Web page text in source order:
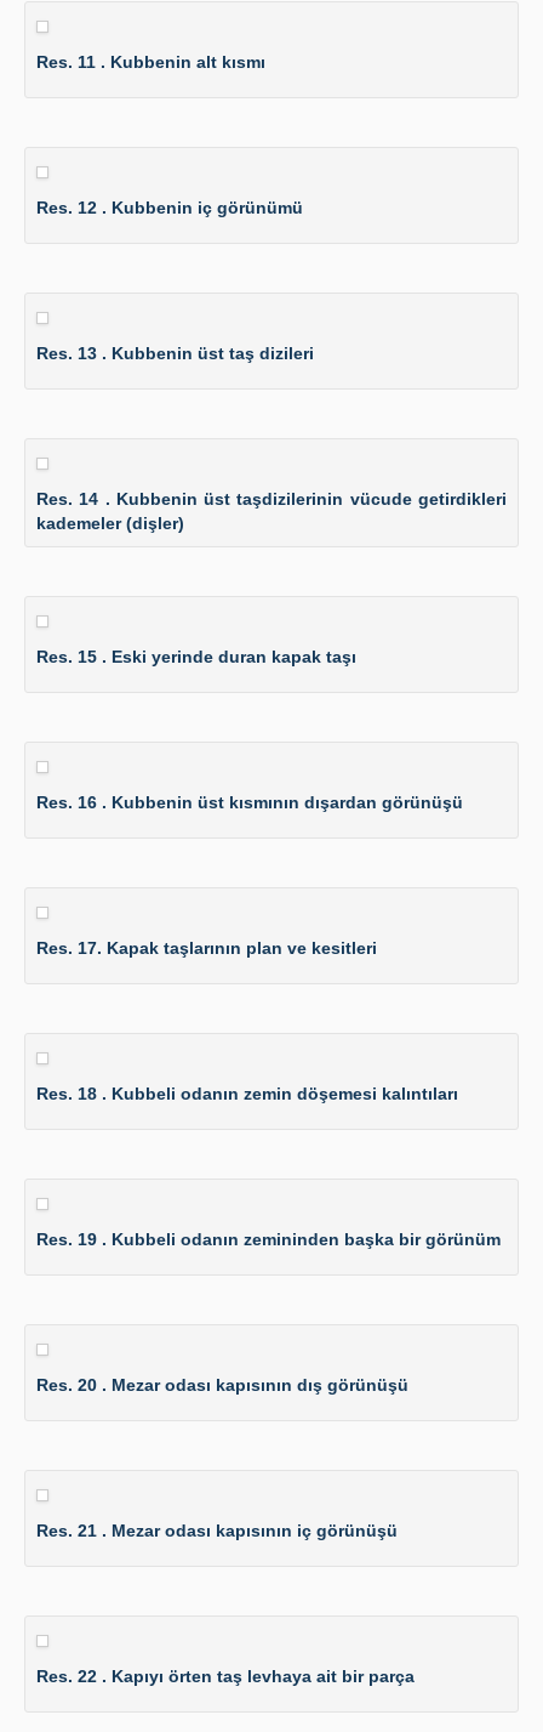
Res. 11 . Kubbenin alt kısmı
Res. 12 . Kubbenin iç görünümü
Res. 13 . Kubbenin üst taş dizileri
Res. 14 . Kubbenin üst taşdizilerinin vücude getirdikleri
kademeler (dişler)
Res. 15 . Eski yerinde duran kapak taşı
Res. 16 . Kubbenin üst kısmının dışardan görünüşü
Res. 17. Kapak taşlarının plan ve kesitleri
Res. 18 . Kubbeli odanın zemin döşemesi kalıntıları
Res. 19 . Kubbeli odanın zemininden başka bir görünüm
Res. 20 . Mezar odası kapısının dış görünüşü
Res. 21 . Mezar odası kapısının iç görünüşü
Res. 22 . Kapıyı örten taş levhaya ait bir parça